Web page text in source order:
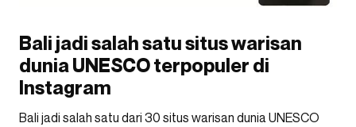
Bali jadi salah satu situs warisan
dunia UNESCO terpopuler di
Instagram
Bali jadi salah satu dari 30 situs warisan dunia UNESCO